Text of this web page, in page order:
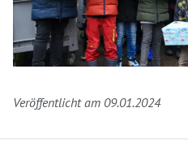
Veröffentlicht am 09.01.2024